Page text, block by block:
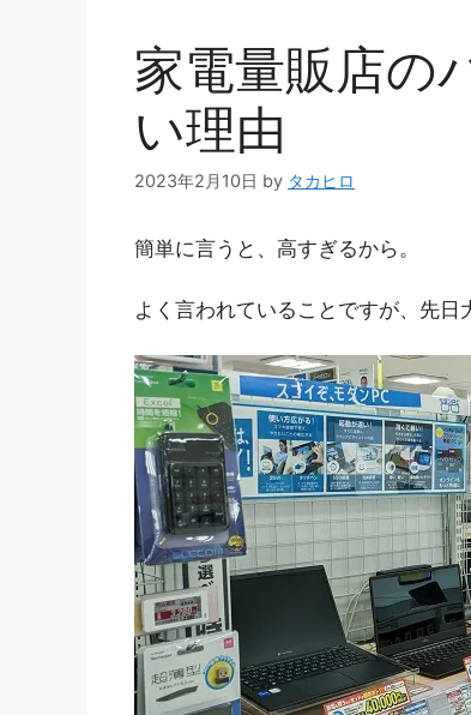
家電量販店の
い理由
2023年2月10日 by タカヒロ
簡単に言うと、高すぎるから。
よく言われていることですが、先日